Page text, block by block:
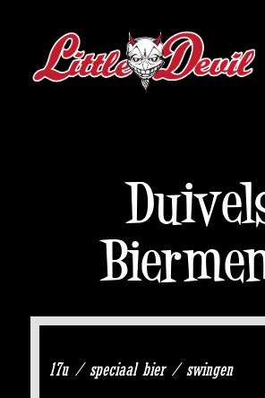
17u / speciaal bier / swingen